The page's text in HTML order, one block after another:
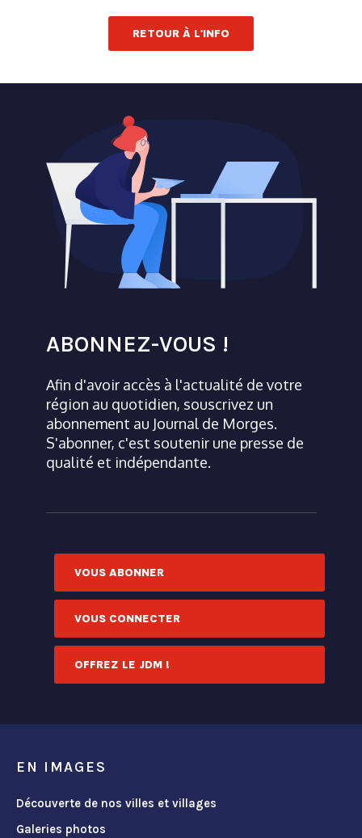
RETOUR À L'INFO
ABONNEZ-VOUS !
Afin d'avoir accès à l'actualité de votre
région au quotidien, souscrivez un
abonnement au Journal de Morges.
S'abonner, c'est soutenir une presse de
qualité et indépendante.
VOUS ABONNER
VOUS CONNECTER
OFFREZ LE JDM !
EN IMAGES
Découverte de nos villes et villages
Galeries photos